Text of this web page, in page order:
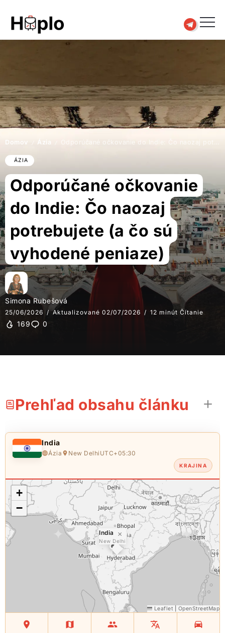
Domov Ázia Odporúčané očkovanie do Indie: Čo naozaj potrebujete (a čo sú vyhodené peniaze)
ÁZIA
Odporúčané očkovanie
do Indie: Čo naozaj
potrebujete (a čo sú
vyhodené peniaze)
Simona Rubešová
25/06/2026 Aktualizované 02/07/2026 12 minút Čítanie
169 0
Prehľad obsahu článku
India
Ázia New Delhi UTC+05:30
KRAJINA
India
New Delhi
×
+
−
Leaflet OpenStreetMap